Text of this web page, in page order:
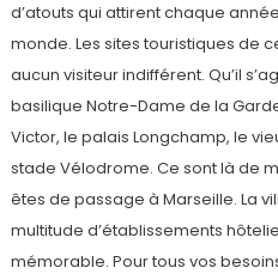
d’atouts qui attirent chaque
monde. Les sites touristiques de
aucun visiteur indifférent. Qu’il
basilique Notre-Dame de la
Victor, le palais Longchamp, le
stade Vélodrome. Ce sont là de
êtes de passage à Marseille. La
multitude d’établissements
mémorable. Pour tous vos